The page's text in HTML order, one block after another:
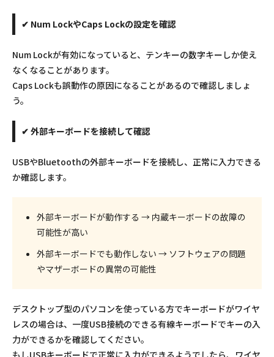
✔ Num LockやCaps Lockの設定を確認
Num Lockが有効になっていると、テンキーの数字キーしか使え
なくなることがあります。
Caps Lockも誤動作の原因になることがあるので確認しましょ
う。
✔ 外部キーボードを接続して確認
USBやBluetoothの外部キーボードを接続し、正常に入力できる
か確認します。
外部キーボードが動作する → 内蔵キーボードの故障の
可能性が高い
外部キーボードでも動作しない → ソフトウェアの問題
やマザーボードの異常の可能性
デスクトップ型のパソコンを使っている方でキーボードがワイヤ
レスの場合は、一度USB接続のできる有線キーボードでキーの入
力ができるかを確認してください。
もしUSBキーボードで正常に入力ができるようでしたら、ワイヤ